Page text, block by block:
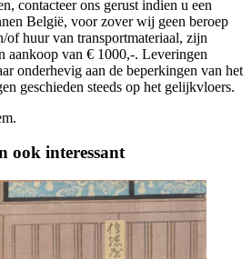
contacteer ons gerust indien u een
België, voor zover wij geen beroep
of huur van transportmateriaal, zijn
aankoop van € 1000,-. Leveringen
onderhevig aan de beperkingen van het
geschieden steeds op het gelijkvloers.
ook interessant